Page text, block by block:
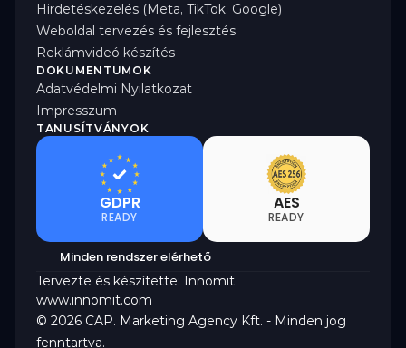
Hirdetéskezelés (Meta, TikTok, Google)
Weboldal tervezés és fejlesztés
Reklámvideó készítés
DOKUMENTUMOK
Adatvédelmi Nyilatkozat
Impresszum
TANUSÍTVÁNYOK
GDPR
READY
AES
READY
Minden rendszer elérhető
Tervezte és készítette: Innomit
www.innomit.com
© 2026 CAP. Marketing Agency Kft. - Minden jog
fenntartva.